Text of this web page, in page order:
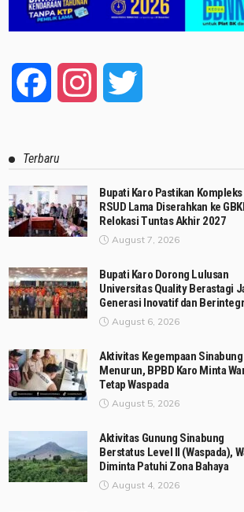
Facebook Instagram
Terbaru
Bupati Karo Pastikan Kompleks
RSUD Lama Diserahkan ke
Relokasi Tuntas Akhir 2027
August 7, 2026
Bupati Karo Dorong Lulusan
Universitas Quality Berastagi
Generasi Inovatif dan
August 6, 2026
Aktivitas Kegempaan Sinabung
Menurun, BPBD Karo Minta
Tetap Waspada
August 5, 2026
Aktivitas Gunung Sinabung
Berstatus Level II (Waspada),
Diminta Patuhi Zona Bahaya
August 4, 2026